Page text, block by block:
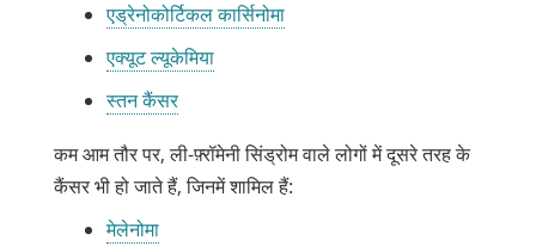
एड्रेनोकोर्टिकल कार्सिनोमा
एक्यूट ल्यूकेमिया
स्तन कैंसरलिंक
विंडो
में
कम आम तौर पर, ली-फ़्रॉमेनी सिंड्रोम वाले लोगों में दूसरे तरह के
कैंसर भी हो जाते हैं, जिनमें शामिल हैं:
मेलेनोमा